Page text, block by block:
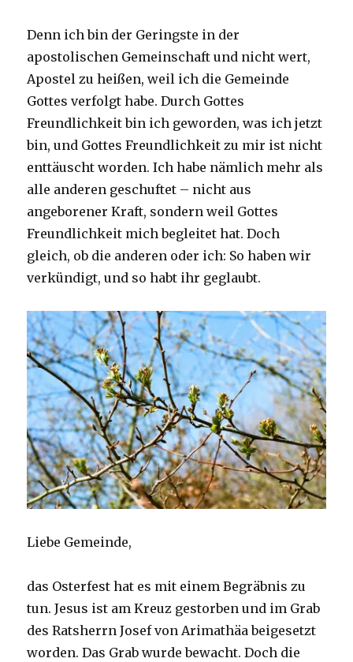
Denn ich bin der Geringste in der
apostolischen Gemeinschaft und nicht wert,
Apostel zu heißen, weil ich die Gemeinde
Gottes verfolgt habe. Durch Gottes
Freundlichkeit bin ich geworden, was ich jetzt
bin, und Gottes Freundlichkeit zu mir ist nicht
enttäuscht worden. Ich habe nämlich mehr als
alle anderen geschuftet – nicht aus
angeborener Kraft, sondern weil Gottes
Freundlichkeit mich begleitet hat. Doch
gleich, ob die anderen oder ich: So haben wir
verkündigt, und so habt ihr geglaubt.
Liebe Gemeinde,
das Osterfest hat es mit einem Begräbnis zu
tun. Jesus ist am Kreuz gestorben und im Grab
des Ratsherrn Josef von Arimathäa beigesetzt
worden. Das Grab wurde bewacht. Doch die